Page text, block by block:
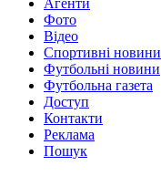
Агенти
Фото
Відео
Спортивні новини
Футбольні новини
Футбольна газета
Доступ
Контакти
Реклама
Пошук